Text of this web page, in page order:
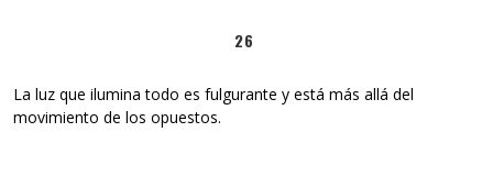
26
La luz que ilumina todo es fulgurante y está más allá del
movimiento de los opuestos.